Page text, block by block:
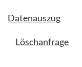
Datenauszug
Löschanfrage